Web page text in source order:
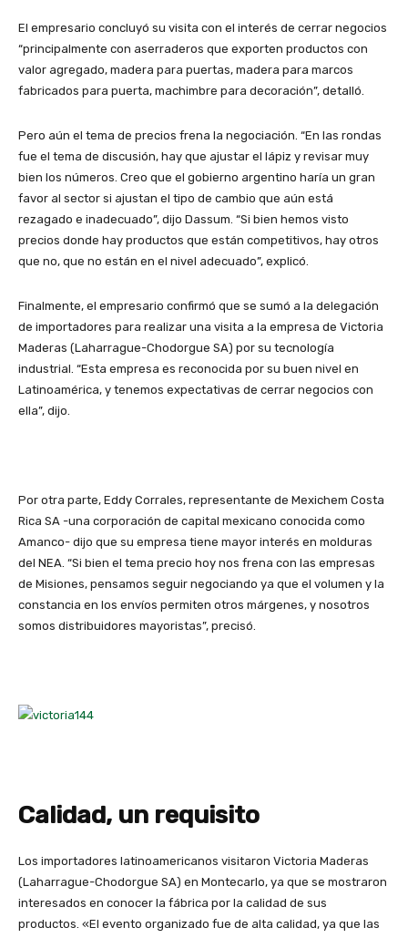
El empresario concluyó su visita con el interés de cerrar negocios
“principalmente con aserraderos que exporten productos con
valor agregado, madera para puertas, madera para marcos
fabricados para puerta, machimbre para decoración”, detalló.
Pero aún el tema de precios frena la negociación. “En las rondas
fue el tema de discusión, hay que ajustar el lápiz y revisar muy
bien los números. Creo que el gobierno argentino haría un gran
favor al sector si ajustan el tipo de cambio que aún está
rezagado e inadecuado”, dijo Dassum. “Si bien hemos visto
precios donde hay productos que están competitivos, hay otros
que no, que no están en el nivel adecuado”, explicó.
Finalmente, el empresario confirmó que se sumó a la delegación
de importadores para realizar una visita a la empresa de Victoria
Maderas (Laharrague-Chodorgue SA) por su tecnología
industrial. “Esta empresa es reconocida por su buen nivel en
Latinoamérica, y tenemos expectativas de cerrar negocios con
ella”, dijo.
Por otra parte, Eddy Corrales, representante de Mexichem Costa
Rica SA -una corporación de capital mexicano conocida como
Amanco- dijo que su empresa tiene mayor interés en molduras
del NEA. “Si bien el tema precio hoy nos frena con las empresas
de Misiones, pensamos seguir negociando ya que el volumen y la
constancia en los envíos permiten otros márgenes, y nosotros
somos distribuidores mayoristas”, precisó.
Calidad, un requisito
Los importadores latinoamericanos visitaron Victoria Maderas
(Laharrague-Chodorgue SA) en Montecarlo, ya que se mostraron
interesados en conocer la fábrica por la calidad de sus
productos. «El evento organizado fue de alta calidad, ya que las